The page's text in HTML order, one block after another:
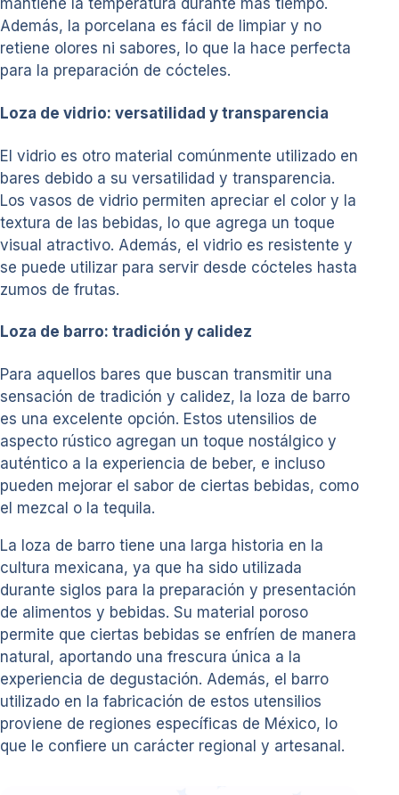
mantiene la temperatura durante más tiempo.
Además, la porcelana es fácil de limpiar y no
retiene olores ni sabores, lo que la hace perfecta
para la preparación de cócteles.
Loza de vidrio: versatilidad y transparencia
El vidrio es otro material comúnmente utilizado en
bares debido a su versatilidad y transparencia.
Los vasos de vidrio permiten apreciar el color y la
textura de las bebidas, lo que agrega un toque
visual atractivo. Además, el vidrio es resistente y
se puede utilizar para servir desde cócteles hasta
zumos de frutas.
Loza de barro: tradición y calidez
Para aquellos bares que buscan transmitir una
sensación de tradición y calidez, la loza de barro
es una excelente opción. Estos utensilios de
aspecto rústico agregan un toque nostálgico y
auténtico a la experiencia de beber, e incluso
pueden mejorar el sabor de ciertas bebidas, como
el mezcal o la tequila.
La loza de barro tiene una larga historia en la
cultura mexicana, ya que ha sido utilizada
durante siglos para la preparación y presentación
de alimentos y bebidas. Su material poroso
permite que ciertas bebidas se enfríen de manera
natural, aportando una frescura única a la
experiencia de degustación. Además, el barro
utilizado en la fabricación de estos utensilios
proviene de regiones específicas de México, lo
que le confiere un carácter regional y artesanal.